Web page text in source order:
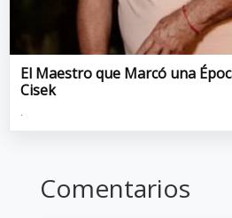
El Maestro que Marcó una
Cisek
Comentarios